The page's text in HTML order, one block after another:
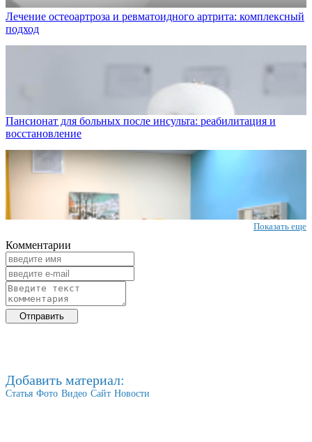
Лечение остеоартроза и ревматоидного артрита: комплексный
подход
Пансионат для больных после инсульта: реабилитация и
восстановление
Показать еще
Комментарии
Добавить материал:
Статья Фото Видео Сайт Новости